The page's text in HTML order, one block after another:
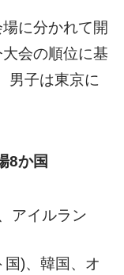
に分かれて開
会の順位に基
男子は東京に
8か国
アイルラン
)、韓国、オ